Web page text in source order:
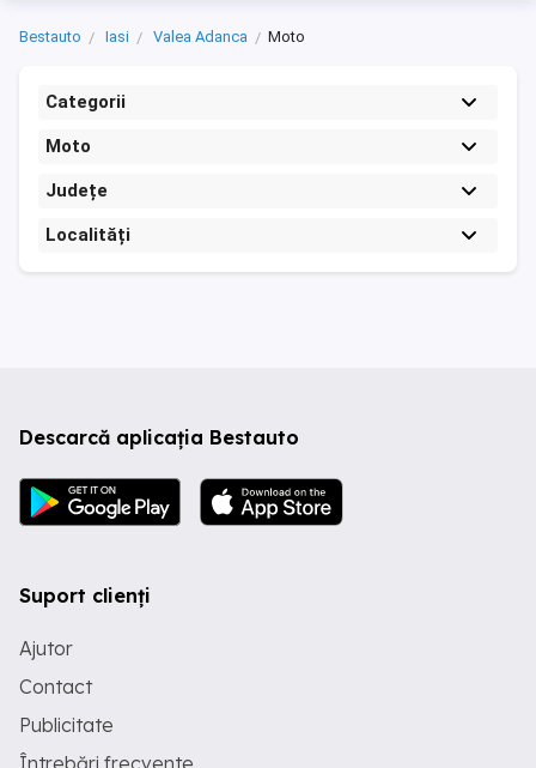
Bestauto Iasi Valea Adanca Moto
Categorii
Moto
Județe
Localități
Descarcă aplicația Bestauto
Suport clienți
Ajutor
Contact
Publicitate
Întrebări frecvente